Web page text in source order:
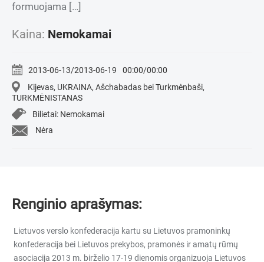
formuojama […]
Kaina: Nemokamai
2013-06-13/2013-06-19
00:00/00:00
Kijevas, UKRAINA, Ašchabadas bei Turkmėnbaši,
TURKMĖNISTANAS
Bilietai: Nemokamai
Nėra
Renginio aprašymas:
Lietuvos verslo konfederacija kartu su Lietuvos pramoninkų
konfederacija bei Lietuvos prekybos, pramonės ir amatų rūmų
asociacija 2013 m. birželio 17-19 dienomis organizuoja Lietuvos